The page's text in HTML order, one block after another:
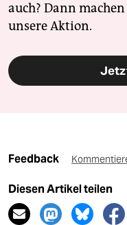
auch? Dann
unsere Aktion.
Feedback
Diesen Artikel teilen